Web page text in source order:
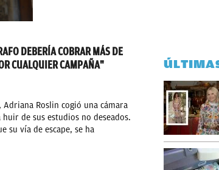
DEBERÍA COBRAR MÁS DE
CUALQUIER CAMPAÑA"
Adriana Roslin cogió una cámara
de sus estudios no deseados.
su vía de escape, se ha